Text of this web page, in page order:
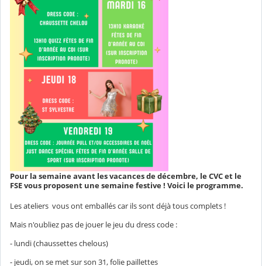
Pour la semaine avant les vacances de décembre, le CVC et le
FSE vous proposent une semaine festive ! Voici le programme.
Les ateliers vous ont emballés car ils sont déjà tous complets !
Mais n'oubliez pas de jouer le jeu du dress code :
- lundi (chaussettes chelous)
- jeudi, on se met sur son 31, folie paillettes